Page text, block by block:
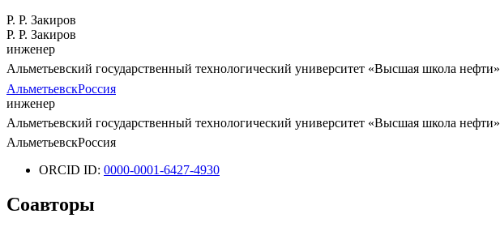
Р. Р. Закиров
Р. Р. Закиров
инженер
Альметьевский государственный технологический университет «Высшая школа нефти»
АльметьевскРоссия
инженер
Альметьевский государственный технологический университет «Высшая школа нефти»
АльметьевскРоссия
ORCID ID: 0000-0001-6427-4930
Соавторы